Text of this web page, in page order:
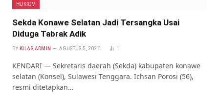
HUKRIM
Sekda Konawe Selatan Jadi Tersangka Usai
Diduga Tabrak Adik
BY KILAS ADMIN AGUSTUS 5, 2026 1
KENDARI — Sekretaris daerah (Sekda) kabupaten konawe
selatan (Konsel), Sulawesi Tenggara. Ichsan Porosi (56),
resmi ditetapkan…